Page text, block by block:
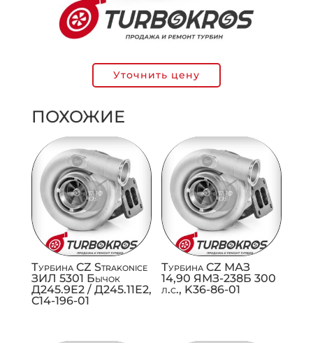
Уточнить цену
ПОХОЖИЕ
Турбина CZ Strakonice
ЗИЛ 5301 Бычок
Д245.9Е2 / Д245.11Е2,
C14-196-01
Турбина CZ МАЗ
14,90 ЯМЗ-238Б 300
л.с., K36-86-01